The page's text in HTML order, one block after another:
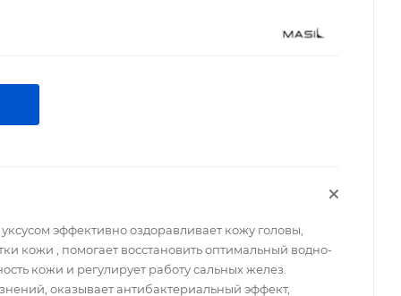
эффективно оздоравливает кожу головы,
кожи , помогает восстановить оптимальный водно-
кожи и регулирует работу сальных желез.
оказывает антибактериальный эффект,